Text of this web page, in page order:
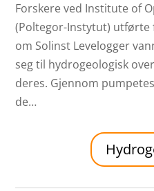
Forskere ved Institute of
(Poltegor-Instytut)
om Solinst Levelogger
seg til hydrogeologisk
deres. Gjennom
de…